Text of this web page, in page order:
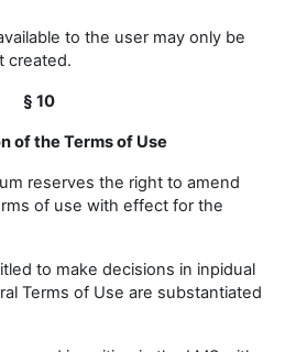
to the user may only be
created.
§ 10
of the Terms of Use
reserves the right to amend
of use with effect for the
to make decisions in inpidual
Terms of Use are substantiated